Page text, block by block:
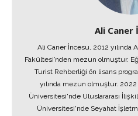
Ali Caner
Ali Caner İncesu, 2012 yılında
Fakültesi’nden mezun olmuştur.
Turist Rehberliği ön lisans
yılında mezun olmuştur. 2022
Üniversitesi'nde Uluslararası
Üniversitesi'nde Seyahat